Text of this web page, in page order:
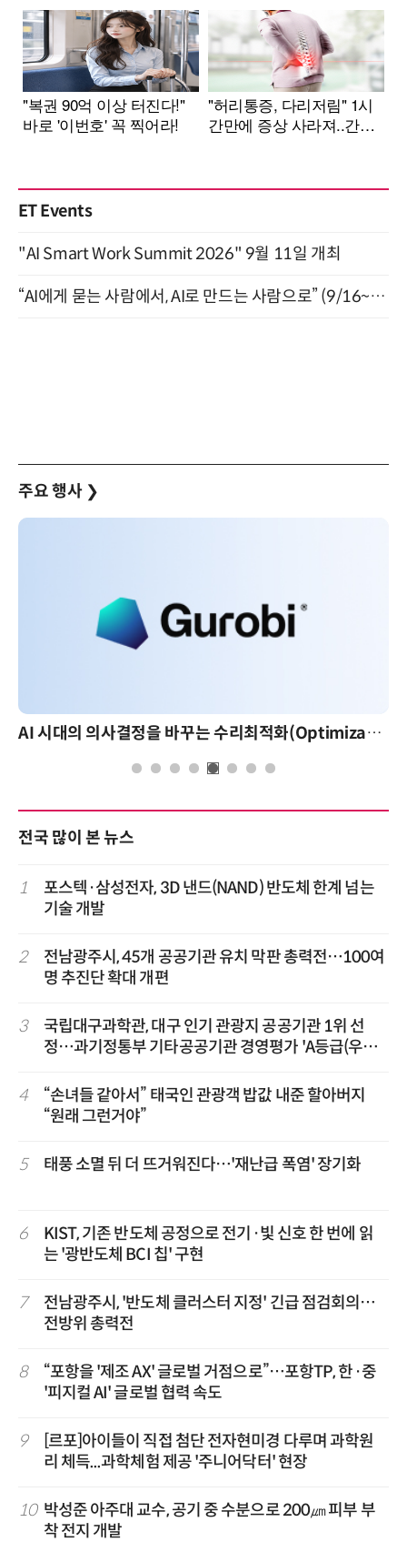
ET Events
"AI Smart Work Summit 2026" 9월 11일 개최
“AI에게 묻는 사람에서, AI로 만드는 사람으로” (9/16~17)
주요 행사 ❯
AI 시대의 의사결정을 바꾸는 수리최적화(Optimization): 실제 산업 적용 사례와 활용 전략
전국 많이 본 뉴스
1
포스텍·삼성전자, 3D 낸드(NAND) 반도체 한계 넘는
기술 개발
2
전남광주시, 45개 공공기관 유치 막판 총력전…100여
명 추진단 확대 개편
3
국립대구과학관, 대구 인기 관광지 공공기관 1위 선
정…과기정통부 기타공공기관 경영평가 'A등급(우수)'
4
“손녀들 같아서” 태국인 관광객 밥값 내준 할아버지
“원래 그런거야”
5 태풍 소멸 뒤 더 뜨거워진다…'재난급 폭염' 장기화
6
KIST, 기존 반도체 공정으로 전기·빛 신호 한 번에 읽
는 '광반도체 BCI 칩' 구현
7
전남광주시, '반도체 클러스터 지정' 긴급 점검회의…
전방위 총력전
8
“포항을 '제조 AX' 글로벌 거점으로”…포항TP, 한·중
'피지컬 AI' 글로벌 협력 속도
9
[르포]아이들이 직접 첨단 전자현미경 다루며 과학원
리 체득...과학체험 제공 '주니어닥터' 현장
10 박성준 아주대 교수, 공기 중 수분으로 200㎛ 피부 부
착 전지 개발